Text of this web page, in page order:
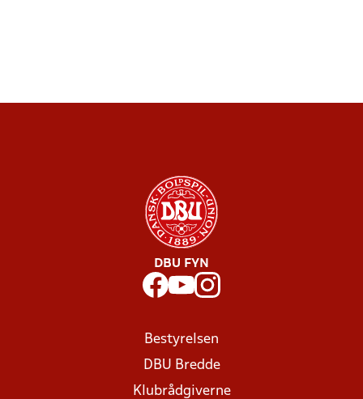
DBU FYN
Bestyrelsen
DBU Bredde
Klubrådgiverne